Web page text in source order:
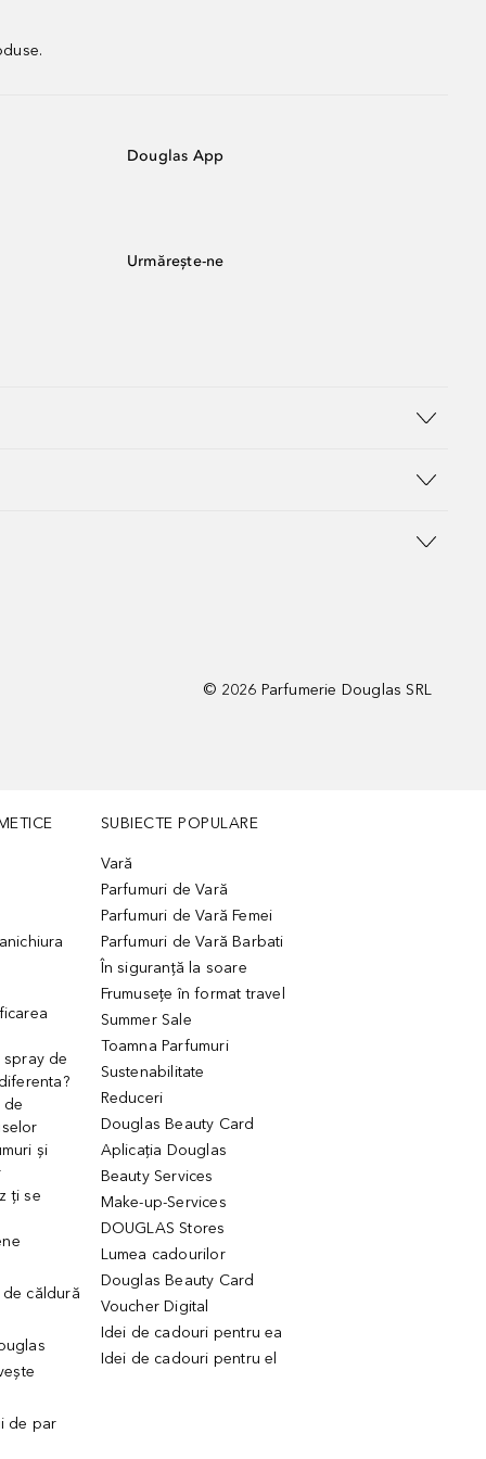
Douglas App
Urmărește-ne
© 2026 Parfumerie Douglas SRL
spray de
de
și
ți se
căldură
de par
SUBIECTE POPULARE
Vară
Parfumuri de Vară
Parfumuri de Vară Femei
Parfumuri de Vară Barbati
În siguranță la soare
Frumusețe în format travel
Summer Sale
Toamna Parfumuri
Sustenabilitate
Reduceri
Douglas Beauty Card
Aplicația Douglas
Beauty Services
Make-up-Services
DOUGLAS Stores
Lumea cadourilor
Douglas Beauty Card
Voucher Digital
Idei de cadouri pentru ea
Idei de cadouri pentru el